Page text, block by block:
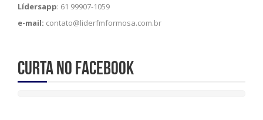
Lídersapp: 61 99907-1059
e-mail: contato@liderfmformosa.com.br
Curta no Facebook